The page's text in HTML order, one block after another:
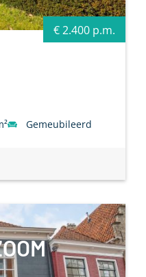
€ 2.400 p.m.
Gemeubileerd